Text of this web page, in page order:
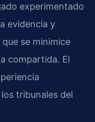
experimentado
evidencia y
se minimice
compartida. El
tribunales del